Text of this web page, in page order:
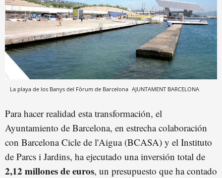
La playa de los Banys del Fòrum de Barcelona AJUNTAMENT BARCELONA
Para hacer realidad esta transformación, el
Ayuntamiento de Barcelona, en estrecha colaboración
con Barcelona Cicle de l'Aigua (BCASA) y el Instituto
de Parcs i Jardins, ha ejecutado una inversión total de
2,12 millones de euros, un presupuesto que ha contado